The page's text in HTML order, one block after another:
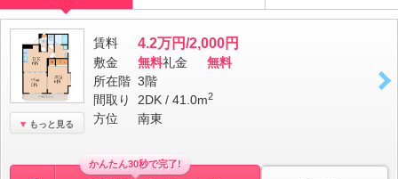
もっと見る
賃料 4.2万円/2,000円
敷金 無料礼金
無料
所在階 3階
間取り
2DK / 41.0m2
方位 南東
かんたん30秒で完了!